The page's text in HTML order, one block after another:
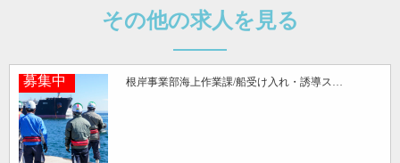
その他の求人を見る
募集中 根岸事業部海上作業課/船受け入れ・誘導ス…